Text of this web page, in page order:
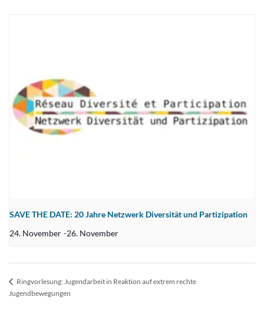
SAVE THE DATE: 20 Jahre Netzwerk Diversität und Partizipation
24. November -26. November
Ringvorlesung: Jugendarbeit in Reaktion auf extrem rechte
Jugendbewegungen